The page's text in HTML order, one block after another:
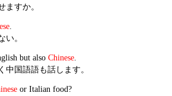
ますか。
.
い。
but also Chinese.
中国語語も話します。
or Italian food?